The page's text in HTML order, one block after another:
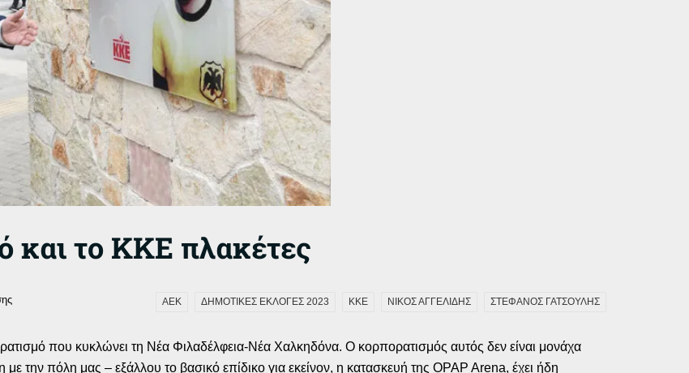
και το ΚΚΕ πλακέτες
ΑΕΚ ΔΗΜΟΤΙΚΕΣ ΕΚΛΟΓΕΣ 2023 ΚΚΕ ΝΙΚΟΣ ΑΓΓΕΛΙΔΗΣ ΣΤΕΦΑΝΟΣ ΓΑΤΣΟΥΛΗΣ
που κυκλώνει τη Νέα Φιλαδέλφεια-Νέα Χαλκηδόνα. Ο κορπορατισμός αυτός δεν είναι μονάχα
την πόλη μας – εξάλλου το βασικό επίδικο για εκείνον, η κατασκευή της OPAP Arena, έχει ήδη